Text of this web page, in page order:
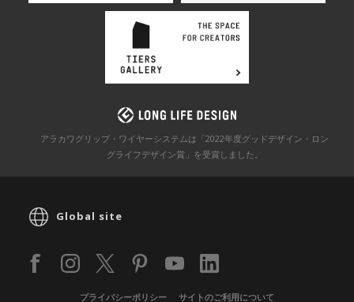
アラカワグリップ・ワイヤーシステムは「2022年度グッドデザイン・ロン
グライフデザイン賞」を受賞しました。
Global site
プライバシーポリシー サイトのご利用について